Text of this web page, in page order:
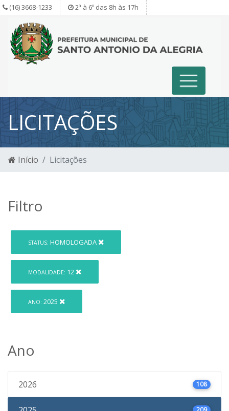
(16) 3668-1233 2ª à 6º das 8h às 17h
LICITAÇÕES
Início Licitações
Filtro
STATUS: HOMOLOGADA
MODALIDADE: 12
ANO: 2025
Ano
2026 108